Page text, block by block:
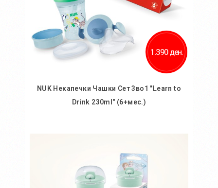
1.390 ден.
NUK Некапечки Чашки Сет 3во1 "Learn to
Drink 230ml" (6+мес.)
Додај во желби
Додај за споредба